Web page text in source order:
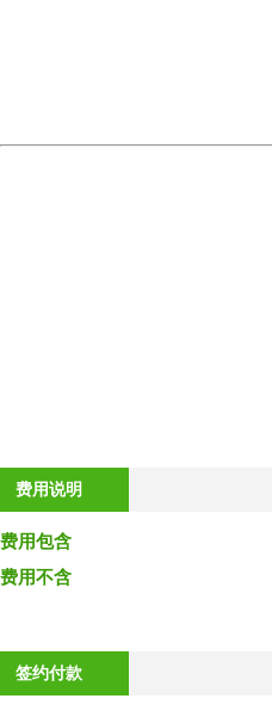
费用说明
费用包含
费用不含
签约付款